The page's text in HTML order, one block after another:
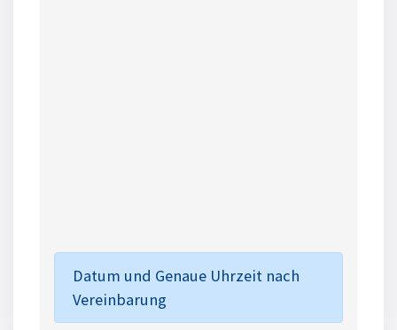
Datum und Genaue Uhrzeit nach
Vereinbarung